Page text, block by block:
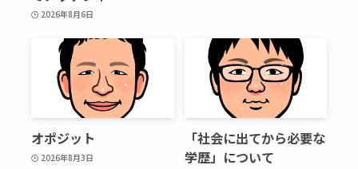
2026年8月6日
オポジット
2026年8月3日
「社会に出てから必要な
学歴」について